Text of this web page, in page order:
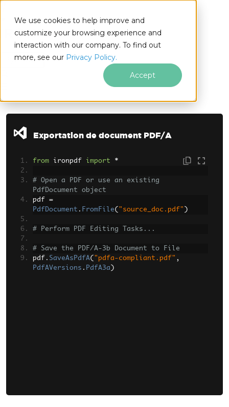
We use cookies to help improve and
customize your browsing experience and
interaction with our company. To find out
more, see our Privacy Policy.
Accept
Python
Passer au contenu du pied de page
Exportation de document PDF/A
from ironpdf import *
# Open a PDF or use an existing
PdfDocument object
pdf =
PdfDocument . FromFile( "source_doc.pdf" )
# Perform PDF Editing Tasks...
# Save the PDF/A-3b Document to File
pdf . SaveAsPdfA( "pdfa-compliant.pdf" ,
PdfAVersions . PdfA3a )